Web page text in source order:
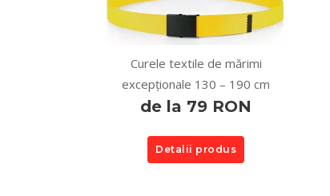
Curele textile de mărimi
excepționale 130 – 190 cm
de la 79 RON
Detalii produs